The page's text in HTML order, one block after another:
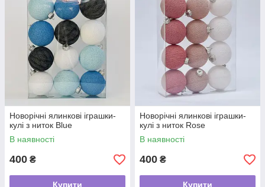
Новорічні ялинкові іграшки-
кулі з ниток Blue
В наявності
400 ₴
Купити
Новорічні ялинкові іграшки-
кулі з ниток Rose
В наявності
400 ₴
Купити